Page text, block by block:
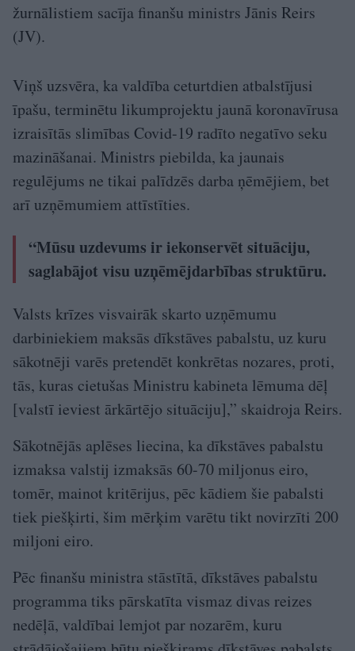
žurnālistiem sacīja finanšu ministrs Jānis Reirs
(JV).
Viņš uzsvēra, ka valdība ceturtdien atbalstījusi
īpašu, terminētu likumprojektu jaunā koronavīrusa
izraisītās slimības Covid-19 radīto negatīvo seku
mazināšanai. Ministrs piebilda, ka jaunais
regulējums ne tikai palīdzēs darba ņēmējiem, bet
arī uzņēmumiem attīstīties.
“Mūsu uzdevums ir iekonservēt situāciju,
saglabājot visu uzņēmējdarbības struktūru.
Valsts krīzes visvairāk skarto uzņēmumu
darbiniekiem maksās dīkstāves pabalstu, uz kuru
sākotnēji varēs pretendēt konkrētas nozares, proti,
tās, kuras cietušas Ministru kabineta lēmuma dēļ
[valstī ieviest ārkārtējo situāciju],” skaidroja Reirs.
Sākotnējās aplēses liecina, ka dīkstāves pabalstu
izmaksa valstij izmaksās 60-70 miljonus eiro,
tomēr, mainot kritērijus, pēc kādiem šie pabalsti
tiek piešķirti, šim mērķim varētu tikt novirzīti 200
miljoni eiro.
Pēc finanšu ministra stāstītā, dīkstāves pabalstu
programma tiks pārskatīta vismaz divas reizes
nedēļā, valdībai lemjot par nozarēm, kuru